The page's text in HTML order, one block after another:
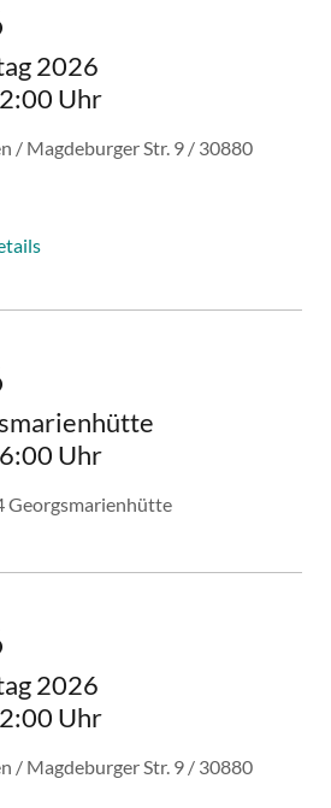
2026
Uhr
/ Magdeburger Str. 9 / 30880
Uhr
Georgsmarienhütte
2026
Uhr
/ Magdeburger Str. 9 / 30880